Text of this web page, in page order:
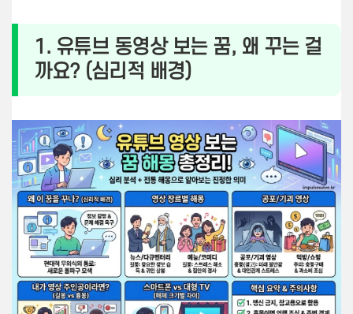
1. 유튜브 동영상 보는 꿈, 왜 꾸는 걸
까요? (심리적 배경)